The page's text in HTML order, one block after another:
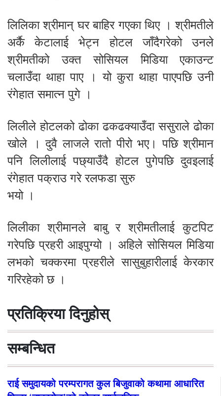
लिलिका श्रीमान् घर बाहिर गएका थिए । श्रीमतीले
अर्कै केटालाई भेट्न होटल जाँदैगरेको उनले
श्रीमतीको उक्त सोसियल मिडिया एकाउन्ट
चलाउँदा थाहा पाए । यो कुरा थाहा पाएपछि उनी
रंगेहात समात्न पुगे ।
लिलीले होटलको ढोका ढकढक्याउँदा ससुराले ढोका
खोले । दुवै लाजले रातो पीरो भए। पछि श्रीमान
पनि लिलीलाई पछ्याउँदै होटल पुगेपछि दुवइलाई
रंगेहात पक्राउ गरे रलफडा सुरु
भयो ।
लिलीका श्रीमानले बाबु र श्रीमतीलाई कुटपिट
गरेपछि प्रहरी आइपुग्यो । अहिले सोसियल मिडिया
लभको चक्करमा प्रहरीले सासुबुहारीलाई केरकार
गरिरहेको छ ।
प्रतिक्रिया दिनुहोस्
सम्बन्धित
राई समुदायको परम्परागत कुल बिजुवाको कथामा आधारित